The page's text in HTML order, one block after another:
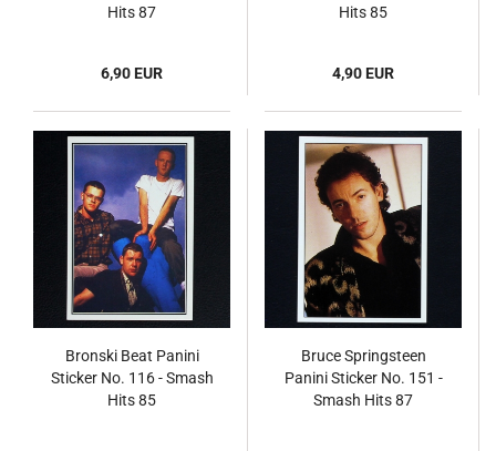
Hits 87
6,90 EUR
Hits 85
4,90 EUR
Bronski Beat Panini
Sticker No. 116 - Smash
Hits 85
Bruce Springsteen
Panini Sticker No. 151 -
Smash Hits 87